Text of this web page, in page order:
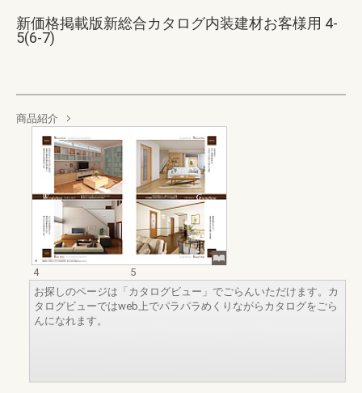
新価格掲載版新総合カタログ内装建材お客様用 4-
5(6-7)
商品紹介
4
5
お探しのページは「カタログビュー」でごらんいただけます。カ
タログビューではweb上でパラパラめくりながらカタログをごら
んになれます。